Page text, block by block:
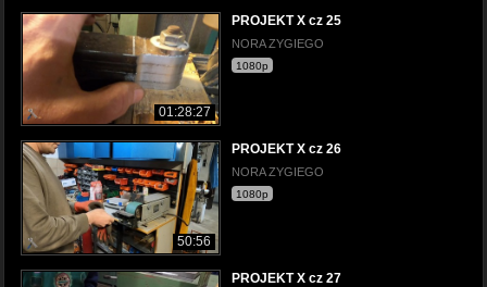
01:28:27
PROJEKT X cz 25
NORA ZYGIEGO
1080p
50:56
PROJEKT X cz 26
NORA ZYGIEGO
1080p
PROJEKT X cz 27